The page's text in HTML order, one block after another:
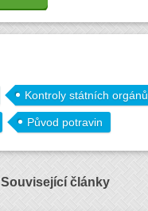
Kontroly státních orgánů
Původ potravin
Související články